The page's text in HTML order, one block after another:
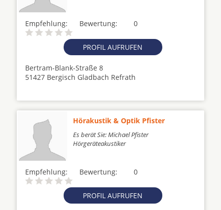
Empfehlung: 0
Bewertung:
PROFIL AUFRUFEN
Bertram-Blank-Straße 8
51427 Bergisch Gladbach Refrath
Hörakustik & Optik Pfister
Es berät Sie: Michael Pfister
Hörgeräteakustiker
Empfehlung: 0
Bewertung:
PROFIL AUFRUFEN